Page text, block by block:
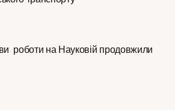
роботи на Науковій продовжили